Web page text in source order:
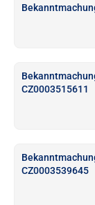
CZ0003515611
CZ0003539645